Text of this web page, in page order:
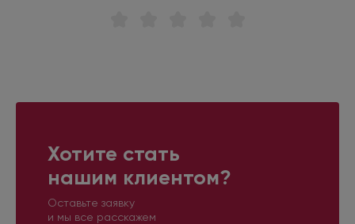
Хотите стать
нашим клиентом?
Оставьте заявку
и мы все расскажем